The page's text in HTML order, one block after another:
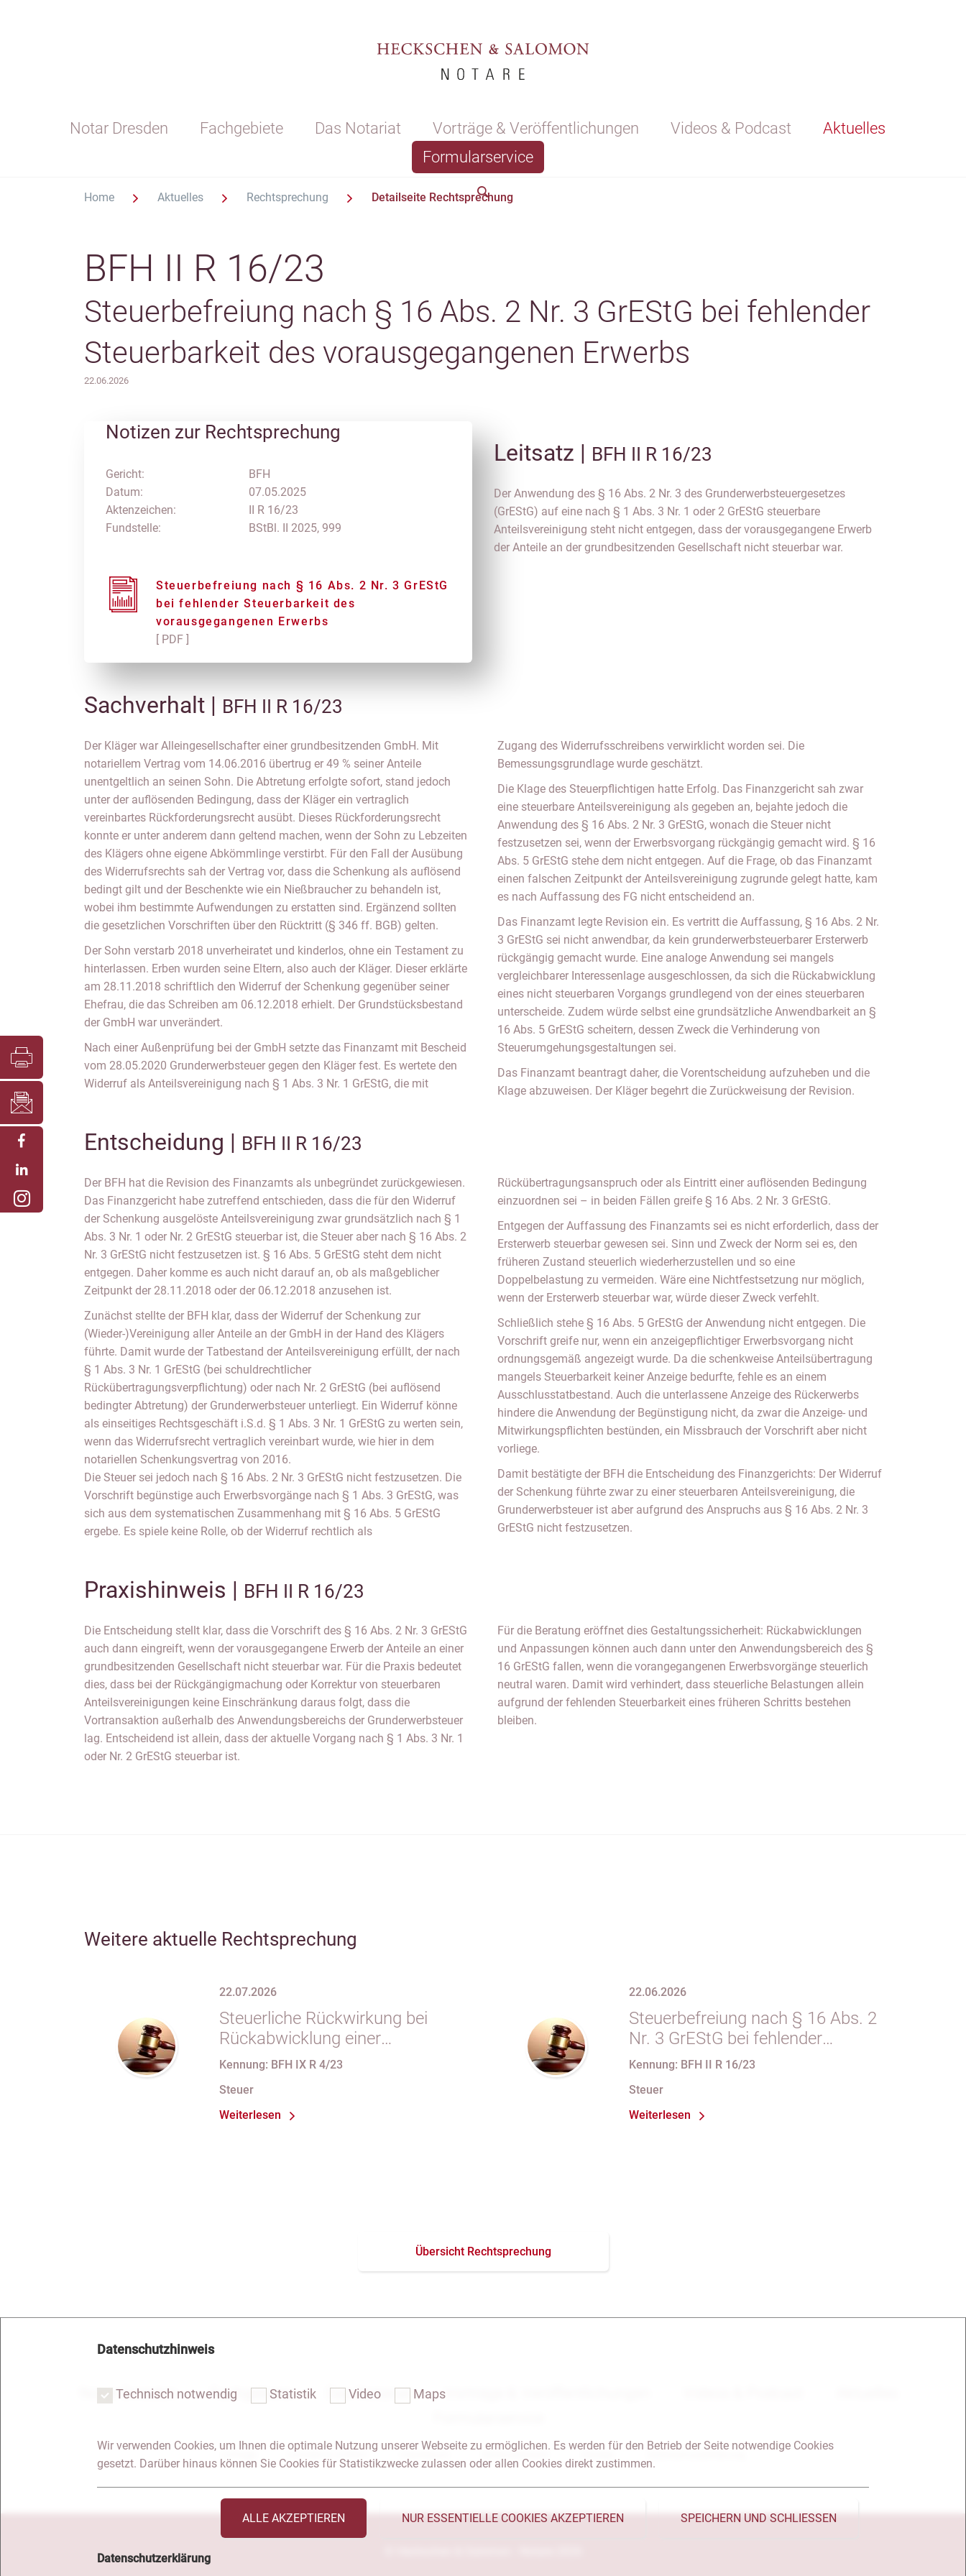
Notar Dresden Fachgebiete Das Notariat Vorträge & Veröffentlichungen Videos & Podcast
Aktuelles
Formularservice
Home Aktuelles Rechtsprechung Detailseite Rechtsprechung
BFH II R 16/23
Steuerbefreiung nach § 16 Abs. 2 Nr. 3 GrEStG bei fehlender
Steuerbarkeit des vorausgegangenen Erwerbs
22.06.2026
Notizen zur Rechtsprechung
Gericht:
Datum:
Aktenzeichen:
Fundstelle:
BFH
07.05.2025
II R 16/23
BStBl. II 2025, 999
Steuerbefreiung nach § 16 Abs. 2 Nr. 3 GrEStG
bei fehlender Steuerbarkeit des
vorausgegangenen Erwerbs
[ PDF ]
Leitsatz | BFH II R 16/23
Der Anwendung des § 16 Abs. 2 Nr. 3 des Grunderwerbsteuergesetzes
(GrEStG) auf eine nach § 1 Abs. 3 Nr. 1 oder 2 GrEStG steuerbare
Anteilsvereinigung steht nicht entgegen, dass der vorausgegangene Erwerb
der Anteile an der grundbesitzenden Gesellschaft nicht steuerbar war.
Sachverhalt | BFH II R 16/23
Der Kläger war Alleingesellschafter einer grundbesitzenden GmbH. Mit
notariellem Vertrag vom 14.06.2016 übertrug er 49 % seiner Anteile
unentgeltlich an seinen Sohn. Die Abtretung erfolgte sofort, stand jedoch
unter der auflösenden Bedingung, dass der Kläger ein vertraglich
vereinbartes Rückforderungsrecht ausübt. Dieses Rückforderungsrecht
konnte er unter anderem dann geltend machen, wenn der Sohn zu Lebzeiten
des Klägers ohne eigene Abkömmlinge verstirbt. Für den Fall der Ausübung
des Widerrufsrechts sah der Vertrag vor, dass die Schenkung als auflösend
bedingt gilt und der Beschenkte wie ein Nießbraucher zu behandeln ist,
wobei ihm bestimmte Aufwendungen zu erstatten sind. Ergänzend sollten
die gesetzlichen Vorschriften über den Rücktritt (§ 346 ff. BGB) gelten.
Der Sohn verstarb 2018 unverheiratet und kinderlos, ohne ein Testament zu
hinterlassen. Erben wurden seine Eltern, also auch der Kläger. Dieser erklärte
am 28.11.2018 schriftlich den Widerruf der Schenkung gegenüber seiner
Ehefrau, die das Schreiben am 06.12.2018 erhielt. Der Grundstücksbestand
der GmbH war unverändert.
Nach einer Außenprüfung bei der GmbH setzte das Finanzamt mit Bescheid
vom 28.05.2020 Grunderwerbsteuer gegen den Kläger fest. Es wertete den
Widerruf als Anteilsvereinigung nach § 1 Abs. 3 Nr. 1 GrEStG, die mit
Zugang des Widerrufsschreibens verwirklicht worden sei. Die
Bemessungsgrundlage wurde geschätzt.
Die Klage des Steuerpflichtigen hatte Erfolg. Das Finanzgericht sah zwar
eine steuerbare Anteilsvereinigung als gegeben an, bejahte jedoch die
Anwendung des § 16 Abs. 2 Nr. 3 GrEStG, wonach die Steuer nicht
festzusetzen sei, wenn der Erwerbsvorgang rückgängig gemacht wird. § 16
Abs. 5 GrEStG stehe dem nicht entgegen. Auf die Frage, ob das Finanzamt
einen falschen Zeitpunkt der Anteilsvereinigung zugrunde gelegt hatte, kam
es nach Auffassung des FG nicht entscheidend an.
Das Finanzamt legte Revision ein. Es vertritt die Auffassung, § 16 Abs. 2 Nr.
3 GrEStG sei nicht anwendbar, da kein grunderwerbsteuerbarer Ersterwerb
rückgängig gemacht wurde. Eine analoge Anwendung sei mangels
vergleichbarer Interessenlage ausgeschlossen, da sich die Rückabwicklung
eines nicht steuerbaren Vorgangs grundlegend von der eines steuerbaren
unterscheide. Zudem würde selbst eine grundsätzliche Anwendbarkeit an §
16 Abs. 5 GrEStG scheitern, dessen Zweck die Verhinderung von
Steuerumgehungsgestaltungen sei.
Das Finanzamt beantragt daher, die Vorentscheidung aufzuheben und die
Klage abzuweisen. Der Kläger begehrt die Zurückweisung der Revision.
Entscheidung | BFH II R 16/23
Der BFH hat die Revision des Finanzamts als unbegründet zurückgewiesen.
Das Finanzgericht habe zutreffend entschieden, dass die für den Widerruf
der Schenkung ausgelöste Anteilsvereinigung zwar grundsätzlich nach § 1
Abs. 3 Nr. 1 oder Nr. 2 GrEStG steuerbar ist, die Steuer aber nach § 16 Abs. 2
Nr. 3 GrEStG nicht festzusetzen ist. § 16 Abs. 5 GrEStG steht dem nicht
entgegen. Daher komme es auch nicht darauf an, ob als maßgeblicher
Zeitpunkt der 28.11.2018 oder der 06.12.2018 anzusehen ist.
Zunächst stellte der BFH klar, dass der Widerruf der Schenkung zur
(Wieder-)Vereinigung aller Anteile an der GmbH in der Hand des Klägers
führte. Damit wurde der Tatbestand der Anteilsvereinigung erfüllt, der nach
§ 1 Abs. 3 Nr. 1 GrEStG (bei schuldrechtlicher
Rückübertragungsverpflichtung) oder nach Nr. 2 GrEStG (bei auflösend
bedingter Abtretung) der Grunderwerbsteuer unterliegt. Ein Widerruf könne
als einseitiges Rechtsgeschäft i.S.d. § 1 Abs. 3 Nr. 1 GrEStG zu werten sein,
wenn das Widerrufsrecht vertraglich vereinbart wurde, wie hier in dem
notariellen Schenkungsvertrag von 2016.
Die Steuer sei jedoch nach § 16 Abs. 2 Nr. 3 GrEStG nicht festzusetzen. Die
Vorschrift begünstige auch Erwerbsvorgänge nach § 1 Abs. 3 GrEStG, was
sich aus dem systematischen Zusammenhang mit § 16 Abs. 5 GrEStG
ergebe. Es spiele keine Rolle, ob der Widerruf rechtlich als
Rückübertragungsanspruch oder als Eintritt einer auflösenden Bedingung
einzuordnen sei – in beiden Fällen greife § 16 Abs. 2 Nr. 3 GrEStG.
Entgegen der Auffassung des Finanzamts sei es nicht erforderlich, dass der
Ersterwerb steuerbar gewesen sei. Sinn und Zweck der Norm sei es, den
früheren Zustand steuerlich wiederherzustellen und so eine
Doppelbelastung zu vermeiden. Wäre eine Nichtfestsetzung nur möglich,
wenn der Ersterwerb steuerbar war, würde dieser Zweck verfehlt.
Schließlich stehe § 16 Abs. 5 GrEStG der Anwendung nicht entgegen. Die
Vorschrift greife nur, wenn ein anzeigepflichtiger Erwerbsvorgang nicht
ordnungsgemäß angezeigt wurde. Da die schenkweise Anteilsübertragung
mangels Steuerbarkeit keiner Anzeige bedurfte, fehle es an einem
Ausschlusstatbestand. Auch die unterlassene Anzeige des Rückerwerbs
hindere die Anwendung der Begünstigung nicht, da zwar die Anzeige- und
Mitwirkungspflichten bestünden, ein Missbrauch der Vorschrift aber nicht
vorliege.
Damit bestätigte der BFH die Entscheidung des Finanzgerichts: Der Widerruf
der Schenkung führte zwar zu einer steuerbaren Anteilsvereinigung, die
Grunderwerbsteuer ist aber aufgrund des Anspruchs aus § 16 Abs. 2 Nr. 3
GrEStG nicht festzusetzen.
Praxishinweis | BFH II R 16/23
Die Entscheidung stellt klar, dass die Vorschrift des § 16 Abs. 2 Nr. 3 GrEStG
auch dann eingreift, wenn der vorausgegangene Erwerb der Anteile an einer
grundbesitzenden Gesellschaft nicht steuerbar war. Für die Praxis bedeutet
dies, dass bei der Rückgängigmachung oder Korrektur von steuerbaren
Anteilsvereinigungen keine Einschränkung daraus folgt, dass die
Vortransaktion außerhalb des Anwendungsbereichs der Grunderwerbsteuer
lag. Entscheidend ist allein, dass der aktuelle Vorgang nach § 1 Abs. 3 Nr. 1
oder Nr. 2 GrEStG steuerbar ist.
Für die Beratung eröffnet dies Gestaltungssicherheit: Rückabwicklungen
und Anpassungen können auch dann unter den Anwendungsbereich des §
16 GrEStG fallen, wenn die vorangegangenen Erwerbsvorgänge steuerlich
neutral waren. Damit wird verhindert, dass steuerliche Belastungen allein
aufgrund der fehlenden Steuerbarkeit eines früheren Schritts bestehen
bleiben.
Weitere aktuelle Rechtsprechung
22.07.2026
Steuerliche Rückwirkung bei
Rückabwicklung einer
Anteilsübertragung wegen
Kennung: BFH IX R 4/23
Steuer
Weiterlesen
22.06.2026
Steuerbefreiung nach § 16 Abs. 2
Nr. 3 GrEStG bei fehlender
Steuerbarkeit des
Kennung: BFH II R 16/23
Steuer
Weiterlesen
Übersicht Rechtsprechung
Notar Dresden Fachgebiete Das Notariat Vorträge & Veröffentlichungen
Kontakt & Anfahrt Seitenübersicht
Datenschutzhinweis
Technisch notwendig Statistik Video Maps
Wir verwenden Cookies, um Ihnen die optimale Nutzung unserer Webseite zu ermöglichen. Es werden für den Betrieb der Seite notwendige Cookies
gesetzt. Darüber hinaus können Sie Cookies für Statistikzwecke zulassen oder allen Cookies direkt zustimmen.
ALLE AKZEPTIEREN NUR ESSENTIELLE COOKIES AKZEPTIEREN SPEICHERN UND SCHLIESSEN
Datenschutzerklärung